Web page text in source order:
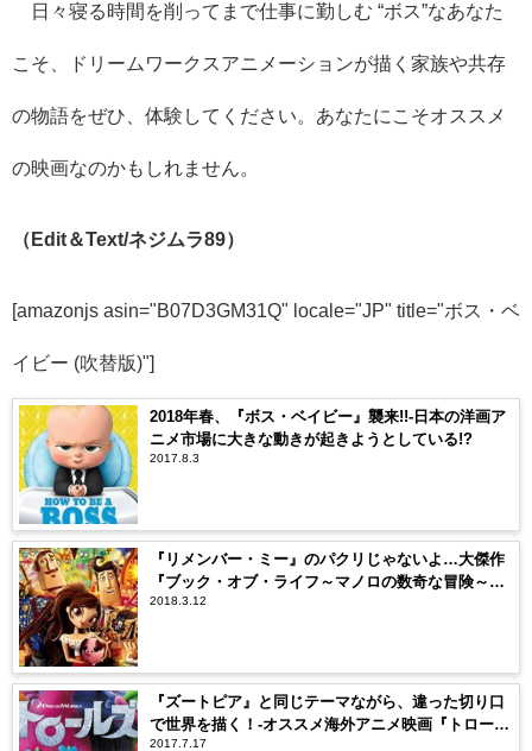
日々寝る時間を削ってまで仕事に勤しむ “ボス”なあなた
こそ、ドリームワークスアニメーションが描く家族や共存
の物語をぜひ、体験してください。あなたにこそオススメ
の映画なのかもしれません。
（Edit＆Text/ネジムラ89）
[amazonjs asin="B07D3GM31Q" locale="JP" title="ボス・ベ
イビー (吹替版)"]
2018年春、『ボス・ベイビー』襲来!!-日本の洋画ア
ニメ市場に大きな動きが起きようとしている!?
2017.8.3
『リメンバー・ミー』のパクリじゃないよ…大傑作
『ブック・オブ・ライフ～マノロの数奇な冒険～』
を忘れないで！
2018.3.12
『ズートピア』と同じテーマながら、違った切り口
で世界を描く！-オススメ海外アニメ映画『トロール
ズ』
2017.7.17